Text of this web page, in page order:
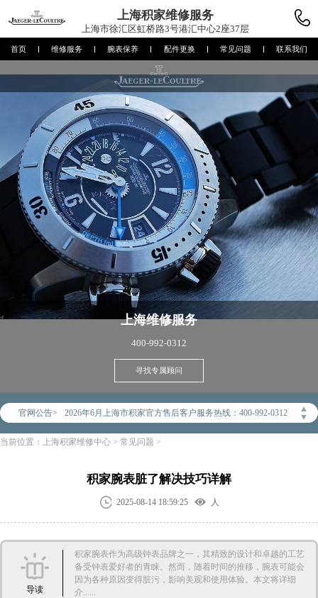
上海积家维修服务
上海市徐汇区虹桥路3号港汇中心2座37层
首页 维修服务 腕表保养 配件更换 常见问题 联系我们
上海维修服务
400-992-0312
寻找专属顾问
官网公告>
▲
▼
2026年6月积家上海市售后服务网络优化升级公告
2026年6月上海市积家官方售后客户服务热线：400-992-0312
2026年6月积家售后服务中心最新网点地址：
节假日正常营业！
当前位置： 上海积家维修中心 > 常见问题 >
积家腕表脏了解决技巧详解
2025-08-14 18:59:25 人
导读
积家腕表作为高级钟表品牌之一，其精致的设计和卓越的工艺
备受钟表爱好者的青睐。然而，随着时间的推移，腕表可能会
因为各种原因变得脏污，影响美观和使用体验。本文将详细
介......